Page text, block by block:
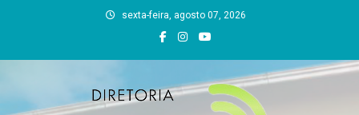
sexta-feira, agosto 07, 2026